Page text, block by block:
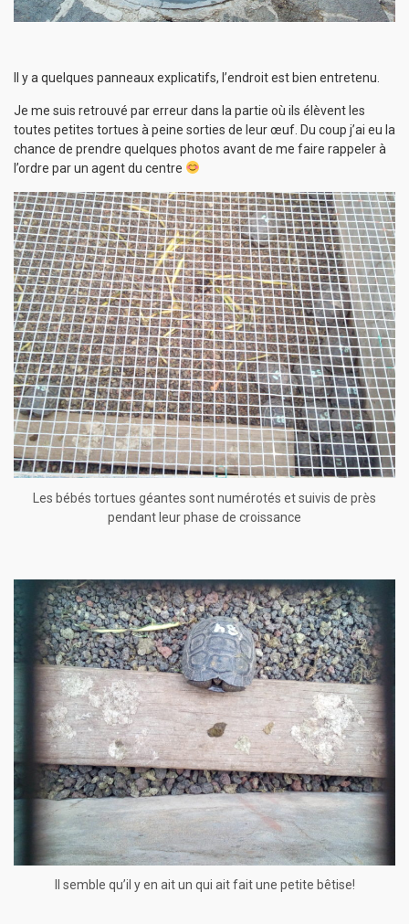
Il y a quelques panneaux explicatifs, l’endroit est bien entretenu.
Je me suis retrouvé par erreur dans la partie où ils élèvent les
toutes petites tortues à peine sorties de leur œuf. Du coup j’ai eu la
chance de prendre quelques photos avant de me faire rappeler à
l’ordre par un agent du centre
Les bébés tortues géantes sont numérotés et suivis de près
pendant leur phase de croissance
Il semble qu’il y en ait un qui ait fait une petite bêtise!